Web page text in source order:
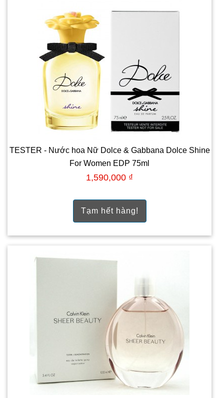
TESTER - Nước hoa Nữ Dolce & Gabbana Dolce Shine
For Women EDP 75ml
1,590,000 ₫
Tạm hết hàng!